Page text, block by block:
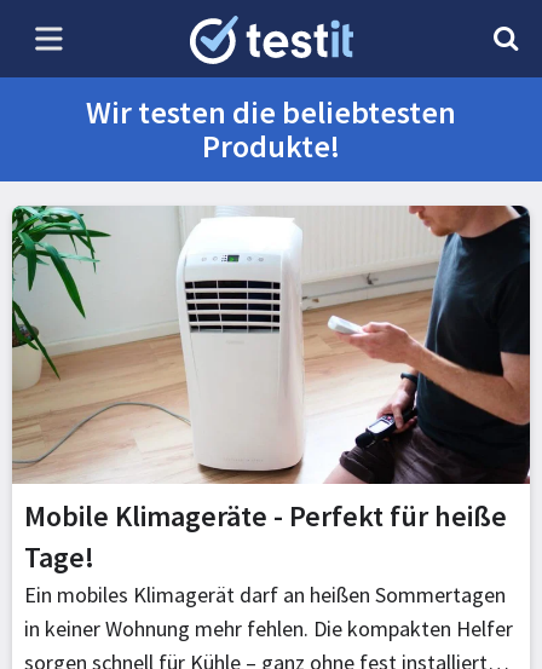
Wir testen die beliebtesten
Produkte!
Mobile Klimageräte - Perfekt für heiße
Tage!
Ein mobiles Klimagerät darf an heißen Sommertagen
in keiner Wohnung mehr fehlen. Die kompakten Helfer
sorgen schnell für Kühle – ganz ohne fest installierte